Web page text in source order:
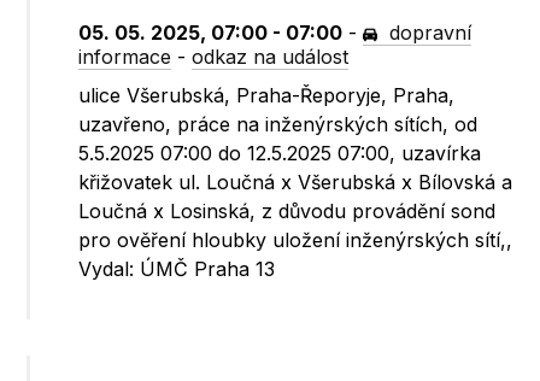
05. 05. 2025, 07:00 - 07:00 -
dopravní
informace -odkaz na událost
ulice Všerubská, Praha-Řeporyje, Praha,
uzavřeno, práce na inženýrských sítích, od
5.5.2025 07:00 do 12.5.2025 07:00, uzavírka
křižovatek ul. Loučná x Všerubská x Bílovská a
Loučná x Losinská, z důvodu provádění sond
pro ověření hloubky uložení inženýrských sítí,,
Vydal: ÚMČ Praha 13